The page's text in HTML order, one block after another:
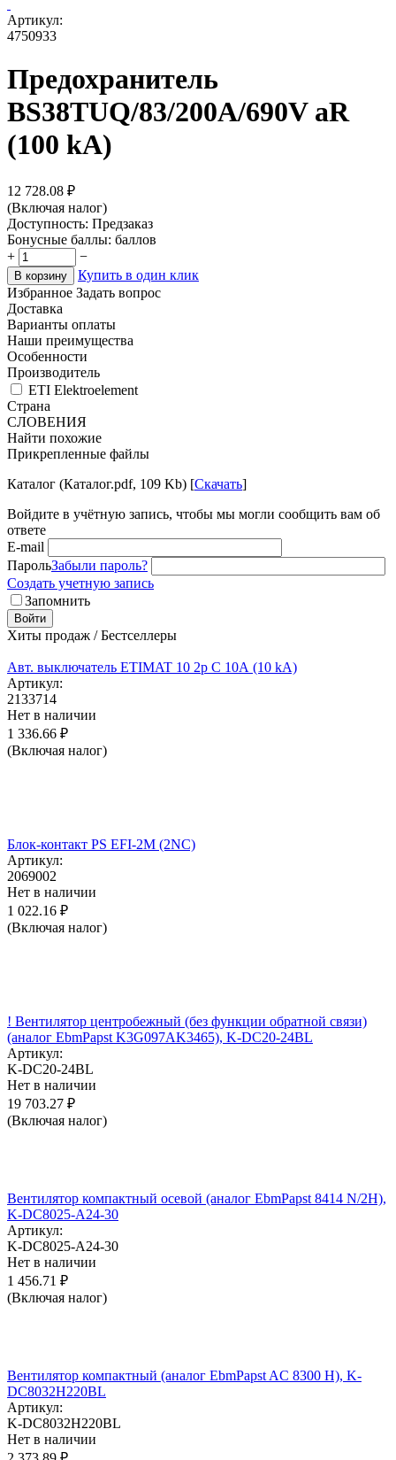
Артикул:
4750933
Предохранитель
BS38TUQ/83/200A/690V aR
(100 kA)
12 728.08 ₽
(Включая налог)
Доступность: Предзаказ
Бонусные баллы: баллов
+
−
В корзину
Купить в один клик
Избранное Задать вопрос
Доставка
Варианты оплаты
Наши преимущества
Особенности
Производитель
ETI Elektroelement
Страна
СЛОВЕНИЯ
Найти похожие
Прикрепленные файлы
Каталог (Каталог.pdf, 109 Kb) [Скачать]
Войдите в учётную запись, чтобы мы могли сообщить вам об
ответе
E-mail
ПарольЗабыли пароль?
Создать учетную запись
Запомнить
Войти
Хиты продаж / Бестселлеры
Авт. выключатель ETIMAT 10 2p C 10А (10 kA)
Артикул:
2133714
Нет в наличии
1 336.66 ₽
(Включая налог)
Блок-контакт PS EFI-2M (2NC)
Артикул:
2069002
Нет в наличии
1 022.16 ₽
(Включая налог)
! Вентилятор центробежный (без функции обратной связи)
(аналог EbmPapst K3G097AK3465), K-DC20-24BL
Артикул:
K-DC20-24BL
Нет в наличии
19 703.27 ₽
(Включая налог)
Вентилятор компактный осевой (аналог EbmPapst 8414 N/2H),
K-DC8025-A24-30
Артикул:
K-DC8025-A24-30
Нет в наличии
1 456.71 ₽
(Включая налог)
Вентилятор компактный (аналог EbmPapst AC 8300 H), K-
DC8032H220BL
Артикул:
K-DC8032H220BL
Нет в наличии